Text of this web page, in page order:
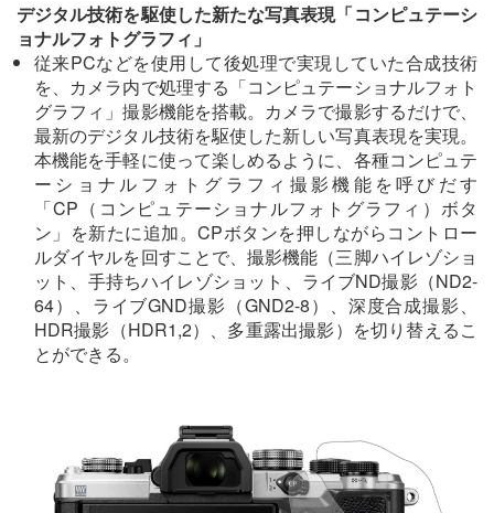
デジタル技術を駆使した新たな写真表現「コンピュテーシ
ョナルフォトグラフィ」
従来PCなどを使用して後処理で実現していた合成技術
を、カメラ内で処理する「コンピュテーショナルフォト
グラフィ」撮影機能を搭載。カメラで撮影するだけで、
最新のデジタル技術を駆使した新しい写真表現を実現。
本機能を手軽に使って楽しめるように、各種コンピュテ
ーショナルフォトグラフィ撮影機能を呼びだす
「CP（コンピュテーショナルフォトグラフィ）ボタ
ン」を新たに追加。CPボタンを押しながらコントロー
ルダイヤルを回すことで、撮影機能（三脚ハイレゾショ
ット、手持ちハイレゾショット、ライブND撮影（ND2-
64）、ライブGND撮影（GND2-8）、深度合成撮影、
HDR撮影（HDR1,2）、多重露出撮影）を切り替えるこ
とができる。